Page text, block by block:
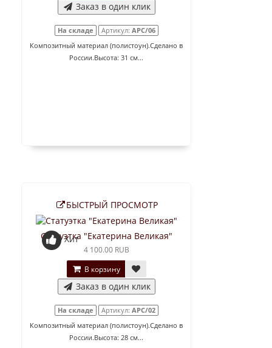
Заказ в один клик
На складе Артикул: АРС/06
Композитный материал (полистоун).Сделано в
России.Высота: 31 см...
БЫСТРЫЙ ПРОСМОТР
Хит
Статуэтка "Екатерина Великая"
4 100.00 RUB
В корзину
Заказ в один клик
На складе Артикул: АРС/02
Композитный материал (полистоун).Сделано в
России.Высота: 28 см...